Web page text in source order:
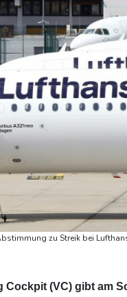
zu Streik bei
Cockpit (VC) gibt am